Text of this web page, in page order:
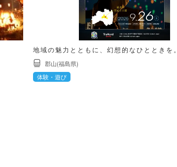
地域の魅力とともに、幻想的なひとときを。
郡山(福島県)
体験・遊び